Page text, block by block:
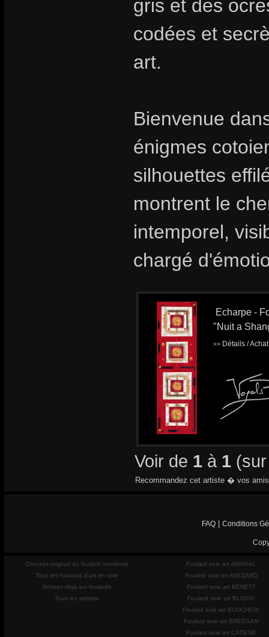
gris et des
codées et
art.
Bienvenue
énigmes
silhouettes
montrent le
intemporel,
chargé
Echarpe -
"Nuit a
>> Détails /
Voir de 1 à 1
Recommandez cet artiste � vos
FAQ Conditions
Concept original du foulard numéroté
Tous les foulards d'art en soie
Artistes déjà sur foulards
Tous les artistes
Foulard soie art AMARAL
Foulard soie art AVEZARD
Foulard soie art BENETT
Foulard soie art BLIGNY
Foulard soie art BOUCHEIX
Foulard soie art BRESSAN
Foulard soie art CADENE